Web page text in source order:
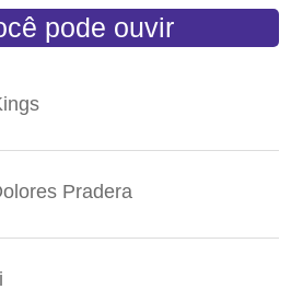
pode ouvir
Pradera